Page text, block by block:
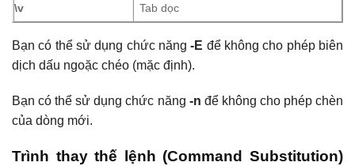
\v Tab dọc
Bạn có thể sử dụng chức năng-E để không cho phép biên
dịch dấu ngoặc chéo (mặc định).
Bạn có thể sử dụng chức năng -n để không cho phép chèn
của dòng mới.
Trình thay thế lệnh (Command Substitution)